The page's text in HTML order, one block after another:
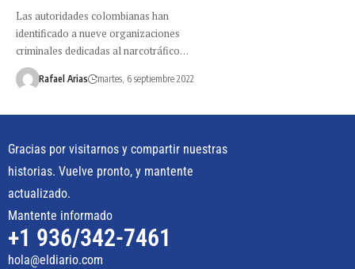
Las autoridades colombianas han
identificado a nueve organizaciones
criminales dedicadas al narcotráfico…
Rafael Arias martes, 6 septiembre 2022
Gracias por visitarnos y compartir nuestras
historias. Vuelve pronto, y mantente
actualizado.
Mantente informado
+1 936/342-7461
hola@eldiario.com